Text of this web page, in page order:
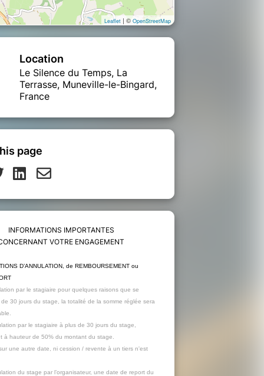
Leaflet | © OpenStreetMap
Location
Le Silence du Temps, La
Terrasse, Muneville-le-Bingard,
France
page
INFORMATIONS IMPORTANTES
VOTRE ENGAGEMENT
D’ANNULATION, de REMBOURSEMENT ou
par le stagiaire pour quelques raisons que se
30 jours du stage, la totalité de la somme réglée sera
par le stagiaire à plus de 30 jours du stage,
à hauteur de 50% du montant du stage.
une autre date, ni cession / revente à un tiers n'est
du stage par l’organisateur, une date de report du